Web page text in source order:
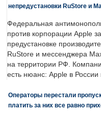
непредустановки RuStore и
Федеральная
против корпорации Apple
предустановке
RuStore и мессенджера
на территории РФ.
есть нюанс: Apple в России
Операторы перестали
платить за них все равно